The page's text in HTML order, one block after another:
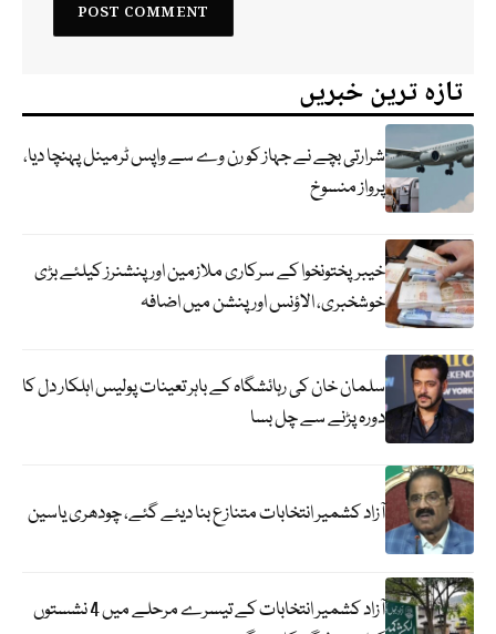
تازہ ترین خبریں
شرارتی بچے نے جہاز کو رن وے سے واپس ٹرمینل پہنچا دیا،
پرواز منسوخ
خیبرپختونخوا کے سرکاری ملازمین اور پنشنرز کیلئے بڑی
خوشخبری، الاؤنس اور پنشن میں اضافہ
سلمان خان کی رہائشگاہ کے باہر تعینات پولیس اہلکار دل کا
دورہ پڑنے سے چل بسا
آزاد کشمیر انتخابات متنازع بنا دیئے گئے، چودھری یاسین
آزاد کشمیر انتخابات کے تیسرے مرحلے میں 4 نشستوں